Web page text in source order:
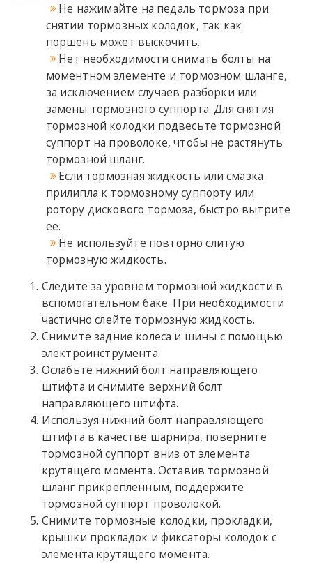
Не нажимайте на педаль тормоза при
снятии тормозных колодок, так как
поршень может выскочить.
Нет необходимости снимать болты на
моментном элементе и тормозном шланге,
за исключением случаев разборки или
замены тормозного суппорта. Для снятия
тормозной колодки подвесьте тормозной
суппорт на проволоке, чтобы не растянуть
тормозной шланг.
Если тормозная жидкость или смазка
прилипла к тормозному суппорту или
ротору дискового тормоза, быстро вытрите
ее.
Не используйте повторно слитую
тормозную жидкость.
Следите за уровнем тормозной жидкости в
вспомогательном баке. При необходимости
частично слейте тормозную жидкость.
Снимите задние колеса и шины с помощью
электроинструмента.
Ослабьте нижний болт направляющего
штифта и снимите верхний болт
направляющего штифта.
Используя нижний болт направляющего
штифта в качестве шарнира, поверните
тормозной суппорт вниз от элемента
крутящего момента. Оставив тормозной
шланг прикрепленным, поддержите
тормозной суппорт проволокой.
Снимите тормозные колодки, прокладки,
крышки прокладок и фиксаторы колодок с
элемента крутящего момента.